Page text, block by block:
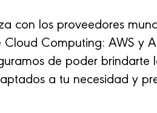
con los proveedores
Computing: AWS y
de poder brindarte
a tu necesidad y